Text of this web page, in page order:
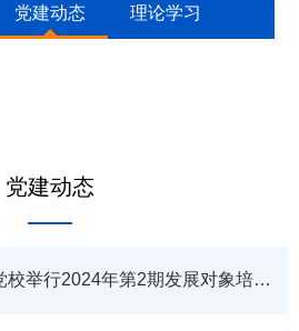
党建动态 理论学习
党建动态
信通学院分党校举行2024年第2期发展对象培训班开班典礼暨专题授课